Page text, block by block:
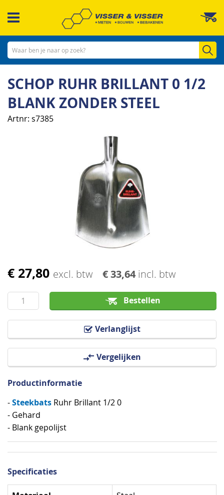
naar
inhoud
SCHOP RUHR BRILLANT 0 1/2
BLANK ZONDER STEEL
Artnr s7385
€ 27,80 excl. btw € 33,64 incl. btw
Bestellen
Verlanglijst
Vergelijken
Ga
het
begin
van
Productinformatie
-Steekbats Ruhr Brillant 1/2 0
- Gehard
- Blank gepolijst
Specificaties
Specificaties